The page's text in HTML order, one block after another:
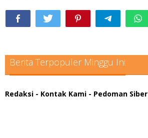
Berita Terpopuler Minggu Ini
Redaksi - Kontak Kami - Pedoman Siber